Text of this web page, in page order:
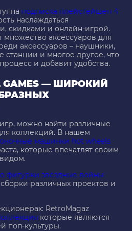
подписка плейстейшен 4
наслаждаться
скидками и онлайн-игрой.
множество аксессуаров для
аксессуаров – наушники,
станции и многое другое, что
и добавит удобства.
GAMES — ШИРОКИЙ
можно найти различные
коллекций. В нашем
машинки hot wheels
которые впечатлят своим
фигурки звёздные войны
различных проектов и
RetroMagaz
которые являются
поп-культуры.